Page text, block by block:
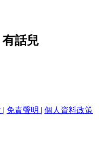
有話兒
| 免責聲明 | 個人資料政策